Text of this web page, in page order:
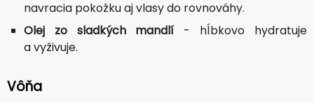
navracia pokožku aj vlasy do rovnováhy.
Olej zo sladkých mandlí - hĺbkovo hydratuje
a vyživuje.
Vôňa